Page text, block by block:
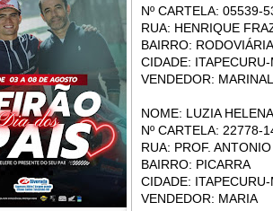
Nº CARTELA: 05539-
RUA:
BAIRRO: RODOVIÁRIA
CIDADE:
VENDEDOR:
NOME: LUZIA
Nº CARTELA: 22778-
RUA: PROF.
BAIRRO: PICARRA
CIDADE:
VENDEDOR: MARIA